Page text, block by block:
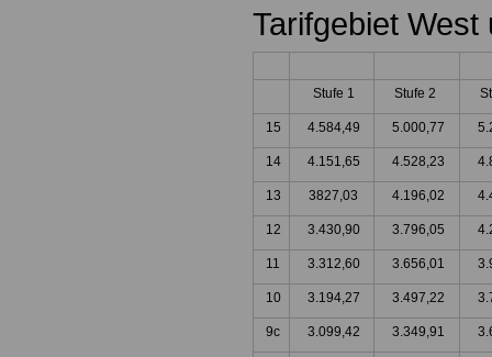
Tarifgebiet West
Stufe 1 Stufe 2
15 4.584,49 5.000,77
14 4.151,65 4.528,23
13 3827,03 4.196,02
12 3.430,90 3.796,05
11 3.312,60 3.656,01
10 3.194,27 3.497,22
9c 3.099,42 3.349,91